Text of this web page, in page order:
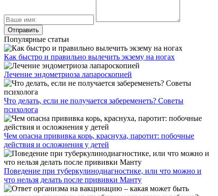
Популярные статьи
Как быстро и правильно вылечить экзему на ногах
Лечение эндометриоза лапароскопией
Что делать, если не получается забеременеть? Советы
психолога
Чем опасна прививка корь, краснуха, паротит: побочные
действия и осложнения у детей
Поведение при туберкулинодиагностике, или что можно и
что нельзя делать после прививки Манту